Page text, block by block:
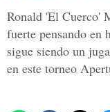
Ronald 'El Cuerco'
fuerte pensando en
sigue siendo un
en este torneo